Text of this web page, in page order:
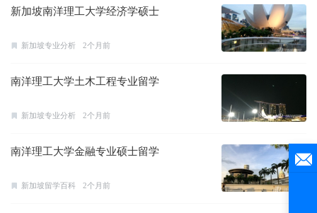
新加坡南洋理工大学经济学硕士
新加坡专业分析 2个月前
南洋理工大学土木工程专业留学
新加坡专业分析 2个月前
南洋理工大学金融专业硕士留学
新加坡留学百科 2个月前